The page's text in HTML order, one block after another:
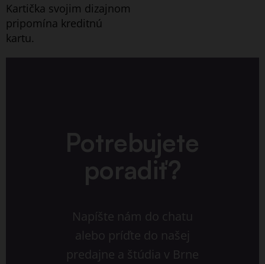
Kartička svojim dizajnom
pripomína kreditnú
kartu.
Potrebujete
poradiť?
Napíšte nám do chatu
alebo príďte do našej
predajne a štúdia v Brne